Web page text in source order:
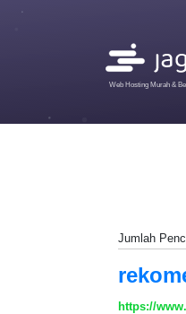
Web Hosting Murah &
Jumlah
https://